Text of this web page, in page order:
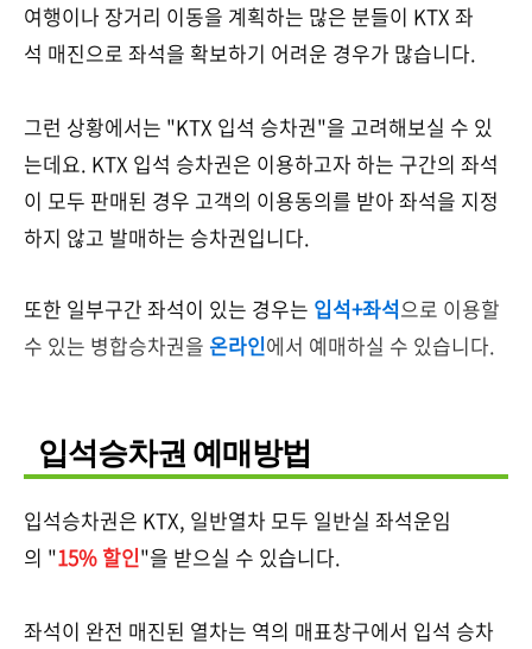
여행이나 장거리 이동을 계획하는 많은 분들이 KTX 좌
석 매진으로 좌석을 확보하기 어려운 경우가 많습니다.
그런 상황에서는 "KTX 입석 승차권"을 고려해보실 수 있
는데요. KTX 입석 승차권은 이용하고자 하는 구간의 좌석
이 모두 판매된 경우 고객의 이용동의를 받아 좌석을 지정
하지 않고 발매하는 승차권입니다.
또한 일부구간 좌석이 있는 경우는 입석+좌석으로 이용할
수 있는 병합승차권을 온라인에서 예매하실 수 있습니다.
입석승차권 예매방법
입석승차권은 KTX, 일반열차 모두 일반실 좌석운임
의 "15% 할인"을 받으실 수 있습니다.
좌석이 완전 매진된 열차는 역의 매표창구에서 입석 승차